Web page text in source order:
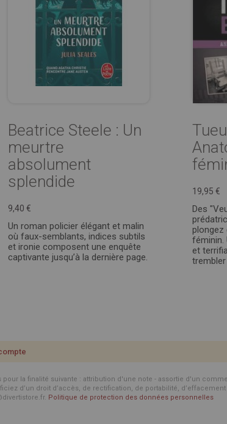
Beatrice Steele : Un
meurtre
absolument
splendide
9,40 €
Un roman policier élégant et malin
où faux-semblants, indices subtils
et ironie composent une enquête
captivante jusqu’à la dernière page.
19,95 €
Des
plongez
féminin.
et
la finalité suivante : attribution d'une note - assortie d'un
d’un droit d’accès, de rectification, de portabilité,
Politique de protection des données personnelles